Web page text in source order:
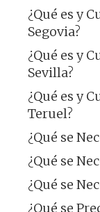
¿Qué es y
Segovia?
¿Qué es y
Sevilla?
¿Qué es y
Teruel?
¿Qué se
¿Qué se
¿Qué se
¿Qué se